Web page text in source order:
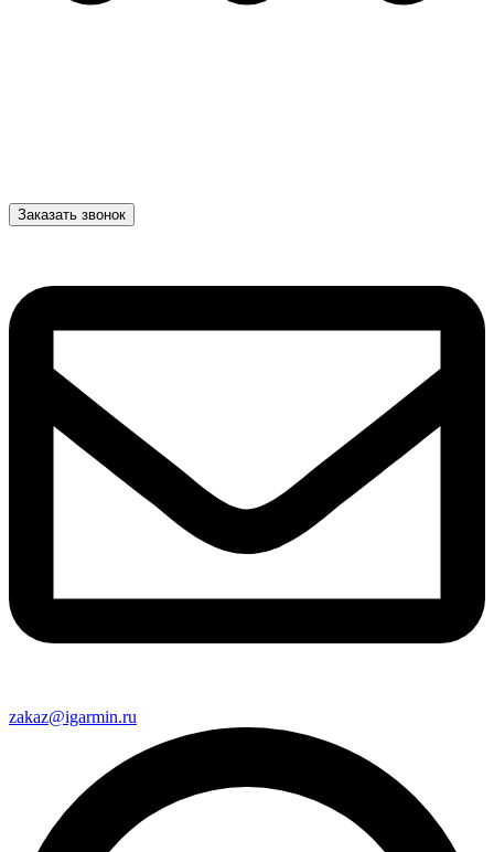
Заказать звонок
zakaz@igarmin.ru